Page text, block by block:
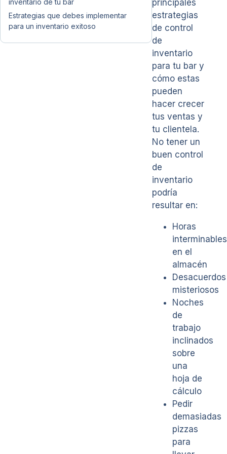
inventario de tu bar
Estrategias que debes implementar
para un inventario exitoso
principales
estrategias
de control
de
inventario
para tu bar y
cómo estas
pueden
hacer crecer
tus ventas y
tu clientela.
No tener un
buen control
de
inventario
podría
resultar en:
Horas
interminables
en el
almacén
Desacuerdos
misteriosos
Noches
de
trabajo
inclinados
sobre
una
hoja de
cálculo
Pedir
demasiadas
pizzas
para